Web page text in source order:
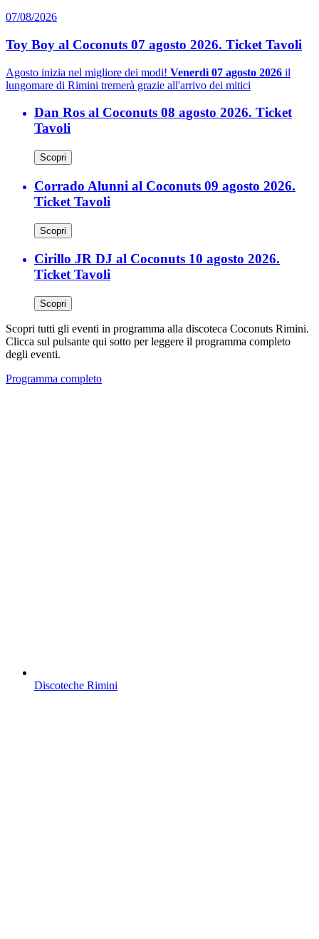
07/08/2026
Toy Boy al Coconuts 07 agosto 2026. Ticket Tavoli
Agosto inizia nel migliore dei modi! Venerdì 07 agosto 2026 il
lungomare di Rimini tremerà grazie all'arrivo dei mitici
Dan Ros al Coconuts 08 agosto 2026. Ticket
Tavoli
Scopri
Corrado Alunni al Coconuts 09 agosto 2026.
Ticket Tavoli
Scopri
Cirillo JR DJ al Coconuts 10 agosto 2026.
Ticket Tavoli
Scopri
Scopri tutti gli eventi in programma alla discoteca Coconuts Rimini.
Clicca sul pulsante qui sotto per leggere il programma completo
degli eventi.
Programma completo
Discoteche Rimini